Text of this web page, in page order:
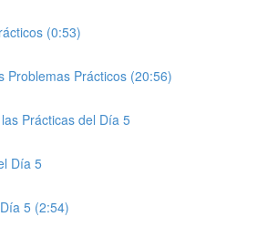
(0:53)
Problemas Prácticos (20:56)
Prácticas del Día 5
Día 5
5 (2:54)